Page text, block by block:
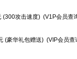
(300攻击速度) (V1Р会员查
(豪华礼包赠送) (VIP会员查